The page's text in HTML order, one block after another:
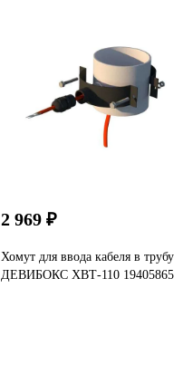
2 969 ₽
Хомут для ввода кабеля в трубу
ДЕВИБОКС ХВТ-110 19405865